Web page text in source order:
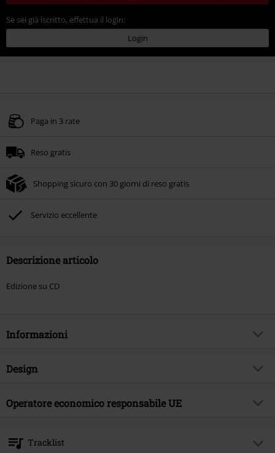
Se sei già iscritto, effettua il login:
Login
Paga in 3 rate
Reso gratis
Shopping sicuro con 30 giorni di reso gratis
Servizio eccellente
Descrizione articolo
Edizione su CD
Informazioni
Codice articolo
Genere Musicale
Heavy Metal
Band
Design
Tipologia prodotto
CD
Operatore economico responsabile UE
Boulevard der EU 8
30539 Hannover
Tracklist